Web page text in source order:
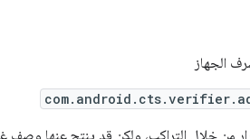
من خلال التراكب، ولكن قد ينتج عنها وصف